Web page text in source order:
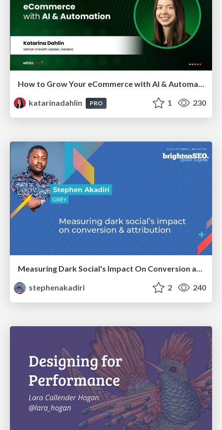
How to Grow Your eCommerce with AI & Automation
katarinadahlin
PRO 1 230
Measuring Dark Social's Impact On Conversion and Attribution
stephenakadiri
2 240